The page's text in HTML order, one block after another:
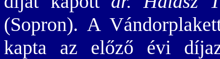
(Sopron). A
kapta az előző évi